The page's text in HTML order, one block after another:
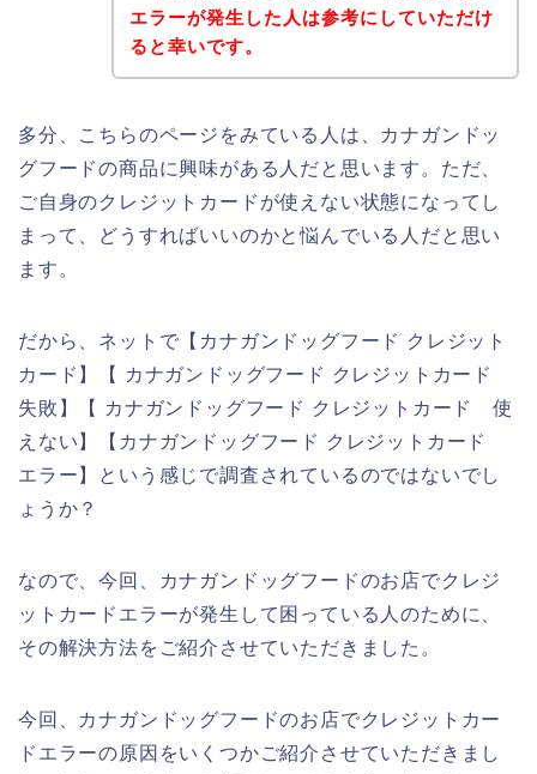
エラーが発生した人は参考にしていただけ
ると幸いです。
多分、こちらのページをみている人は、カナガンドッ
グフードの商品に興味がある人だと思います。ただ、
ご自身のクレジットカードが使えない状態になってし
まって、どうすればいいのかと悩んでいる人だと思い
ます。
だから、ネットで【カナガンドッグフード クレジット
カード】【 カナガンドッグフード クレジットカード
失敗】【 カナガンドッグフード クレジットカード 使
えない】【カナガンドッグフード クレジットカード
エラー】という感じで調査されているのではないでし
ょうか？
なので、今回、カナガンドッグフードのお店でクレジ
ットカードエラーが発生して困っている人のために、
その解決方法をご紹介させていただきました。
今回、カナガンドッグフードのお店でクレジットカー
ドエラーの原因をいくつかご紹介させていただきまし